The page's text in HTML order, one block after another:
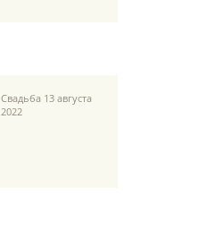
Свадьба 13 августа
2022